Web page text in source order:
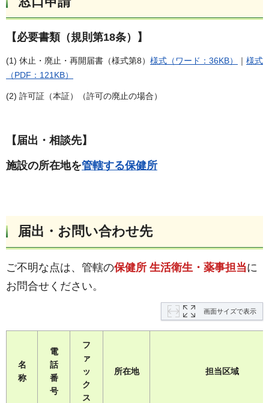
【必要書類（規則第18条）】
(1) 休止・廃止・再開届書（様式第8） 様式（ワード：36KB） ｜ 様式
（PDF：121KB）
(2) 許可証（本証）（許可の廃止の場合）
【届出・相談先】
施設の所在地を管轄する保健所
届出・お問い合わせ先
ご不明な点は、管轄の保健所 生活衛生・薬事担当に
お問合せください。
画面サイズで表示
名
称
電
話
番
号
フ
ァ
ッ
ク
ス
所在地 担当区域